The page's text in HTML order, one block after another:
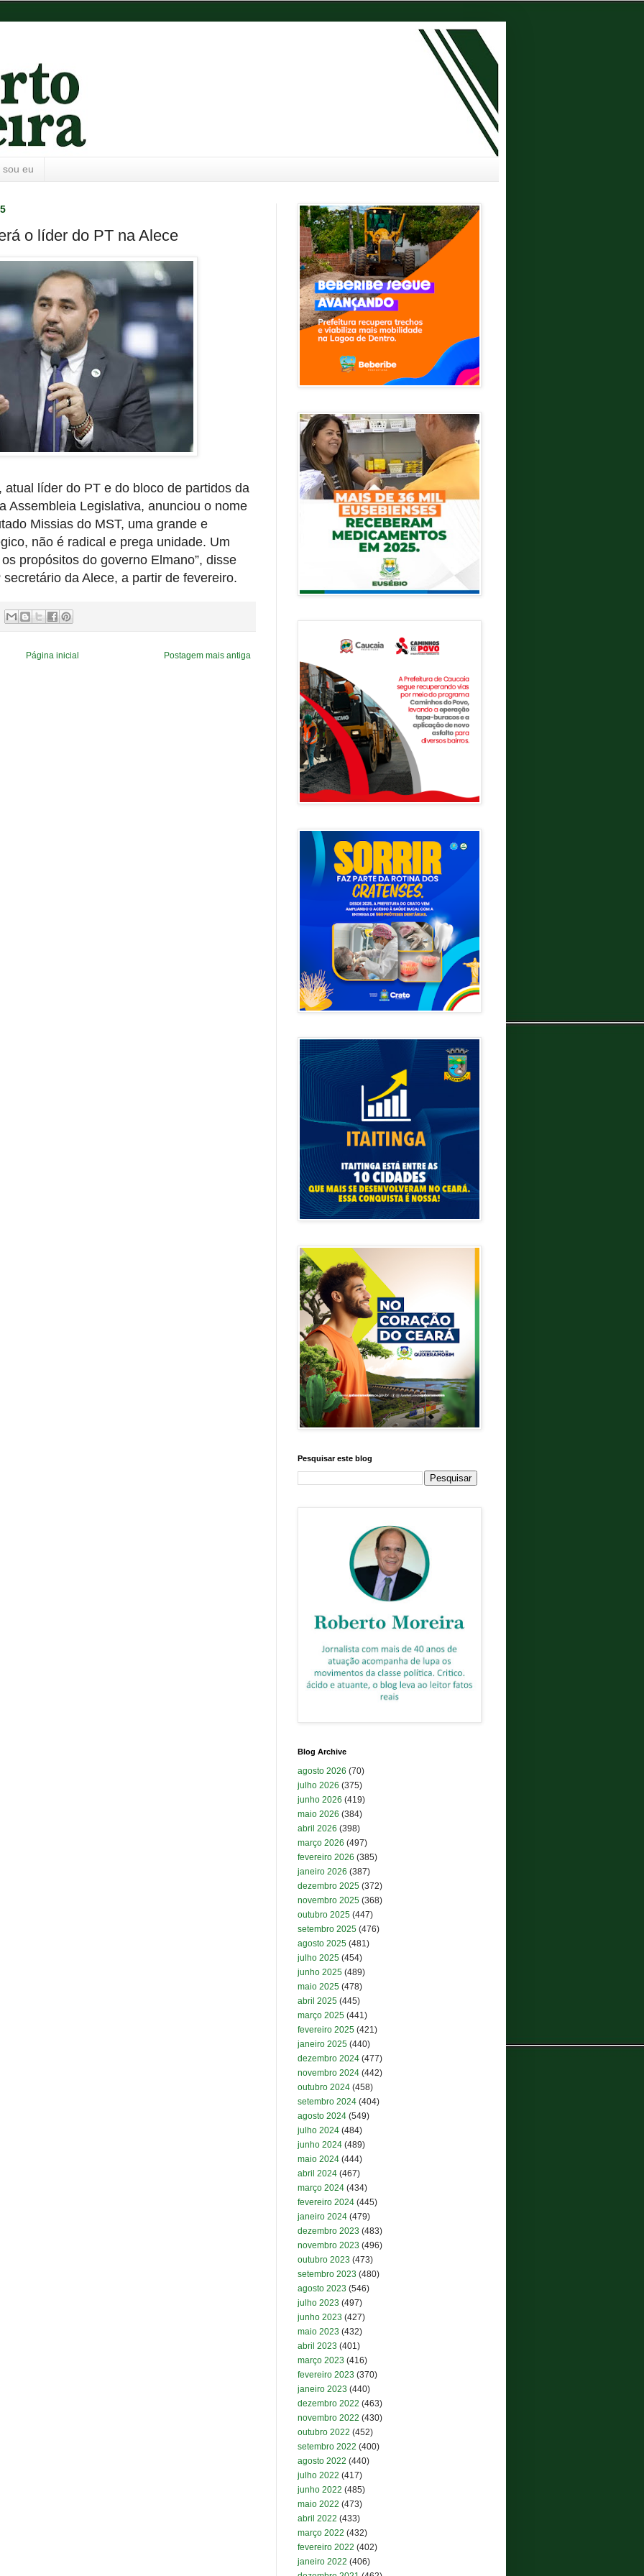
sou eu
o líder do PT na Alece
atual líder do PT e do bloco de partidos da
Assembleia Legislativa, anunciou o nome
Missias do MST, uma grande e
não é radical e prega unidade. Um
propósitos do governo Elmano”, disse
da Alece, a partir de fevereiro.
Postagem mais antiga
Página inicial
Pesquisar este blog
Blog Archive
agosto 2026 (70)
julho 2026 (375)
junho 2026 (419)
maio 2026 (384)
abril 2026 (398)
março 2026 (497)
fevereiro 2026 (385)
janeiro 2026 (387)
dezembro 2025 (372)
novembro 2025 (368)
outubro 2025 (447)
setembro 2025 (476)
agosto 2025 (481)
julho 2025 (454)
junho 2025 (489)
maio 2025 (478)
abril 2025 (445)
março 2025 (441)
fevereiro 2025 (421)
janeiro 2025 (440)
dezembro 2024 (477)
novembro 2024 (442)
outubro 2024 (458)
setembro 2024 (404)
agosto 2024 (549)
julho 2024 (484)
junho 2024 (489)
maio 2024 (444)
abril 2024 (467)
março 2024 (434)
fevereiro 2024 (445)
janeiro 2024 (479)
dezembro 2023 (483)
novembro 2023 (496)
outubro 2023 (473)
setembro 2023 (480)
agosto 2023 (546)
julho 2023 (497)
junho 2023 (427)
maio 2023 (432)
abril 2023 (401)
março 2023 (416)
fevereiro 2023 (370)
janeiro 2023 (440)
dezembro 2022 (463)
novembro 2022 (430)
outubro 2022 (452)
setembro 2022 (400)
agosto 2022 (440)
julho 2022 (417)
junho 2022 (485)
maio 2022 (473)
abril 2022 (433)
março 2022 (432)
fevereiro 2022 (402)
janeiro 2022 (406)